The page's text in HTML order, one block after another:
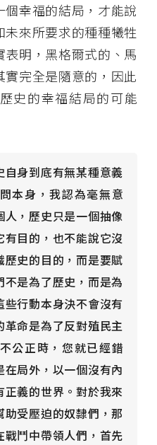
幸福的結局，才能說
來所要求的種種犧牲
明，黑格爾式的、馬
完全是隨意的，因此
史的幸福結局的可能
自身到底有無某種意義
本身，我認為毫無意
，歷史只是一個抽像
目的，也不能說它沒
史的目的，而是要賦
是為了歷史，而是為
行動本身決不會沒有
命是為了反對殖民主
公正時，您就已經錯
局外，以一個沒有內
義的世界。對於我來
受壓迫的奴隸們，那
鬥中帶領人們，首先